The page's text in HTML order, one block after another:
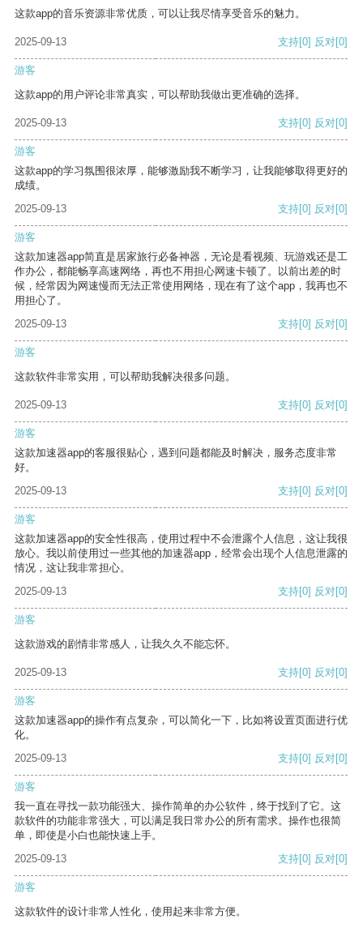
这款app的音乐资源非常优质，可以让我尽情享受音乐的魅力。
2025-09-13 支持[0] 反对[0]
游客
这款app的用户评论非常真实，可以帮助我做出更准确的选择。
2025-09-13 支持[0] 反对[0]
游客
这款app的学习氛围很浓厚，能够激励我不断学习，让我能够取得更好的
成绩。
2025-09-13
支持[0] 反对[0]
游客
这款加速器app简直是居家旅行必备神器，无论是看视频、玩游戏还是工
作办公，都能畅享高速网络，再也不用担心网速卡顿了。以前出差的时
候，经常因为网速慢而无法正常使用网络，现在有了这个app，我再也不
用担心了。
2025-09-13
支持[0] 反对[0]
游客
这款软件非常实用，可以帮助我解决很多问题。
2025-09-13 支持[0] 反对[0]
游客
这款加速器app的客服很贴心，遇到问题都能及时解决，服务态度非常
好。
2025-09-13
支持[0] 反对[0]
游客
这款加速器app的安全性很高，使用过程中不会泄露个人信息，这让我很
放心。我以前使用过一些其他的加速器app，经常会出现个人信息泄露的
情况，这让我非常担心。
2025-09-13
支持[0] 反对[0]
游客
这款游戏的剧情非常感人，让我久久不能忘怀。
2025-09-13 支持[0] 反对[0]
游客
这款加速器app的操作有点复杂，可以简化一下，比如将设置页面进行优
化。
2025-09-13
支持[0] 反对[0]
游客
我一直在寻找一款功能强大、操作简单的办公软件，终于找到了它。这
款软件的功能非常强大，可以满足我日常办公的所有需求。操作也很简
单，即使是小白也能快速上手。
2025-09-13
支持[0] 反对[0]
游客
这款软件的设计非常人性化，使用起来非常方便。